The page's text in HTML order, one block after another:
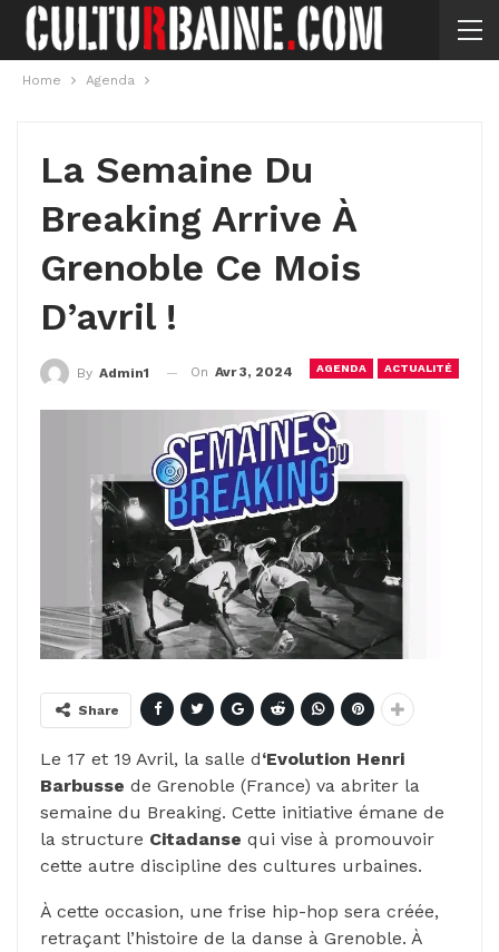
Home Agenda
La Semaine Du
Breaking Arrive À
Grenoble Ce Mois
D’avril !
AGENDA ACTUALITÉ
By Admin1 On Avr 3, 2024
Share
Le 17 et 19 Avril, la salle d‘Evolution Henri
Barbusse de Grenoble (France) va abriter la
semaine du Breaking. Cette initiative émane de
la structure Citadanse qui vise à promouvoir
cette autre discipline des cultures urbaines.
À cette occasion, une frise hip-hop sera créée,
retraçant l’histoire de la danse à Grenoble. À